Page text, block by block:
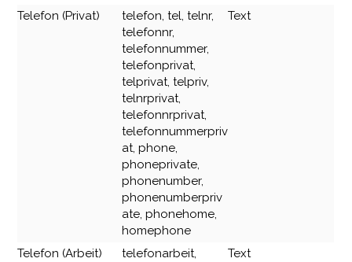
Telefon (Privat)
telefon, tel, telnr,
telefonnr,
telefonnummer,
telefonprivat,
telprivat, telpriv,
telnrprivat,
telefonnrprivat,
telefonnummerpriv
at, phone,
phoneprivate,
phonenumber,
phonenumberpriv
ate, phonehome,
homephone
Text
Telefon (Arbeit)
telefonarbeit,
Text